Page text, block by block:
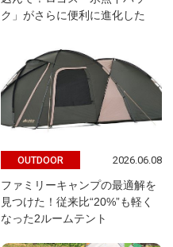
ク」がさらに便利に進化した
OUTDOOR 2026.06.08
ファミリーキャンプの最適解を
見つけた！従来比“20%”も軽く
なった2ルームテント